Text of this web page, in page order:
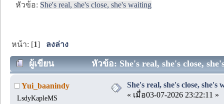
หัวข้อ: She's real, she's close, she's waiting
หน้า: [1] ลงล่าง
ผู้เขียน หัวข้อ: She's real, she's close,
Yui_baanindy
LsdyKapleMS
She's real, she's close, she's
« เมื่อ03-07-2026 23:22:11 »